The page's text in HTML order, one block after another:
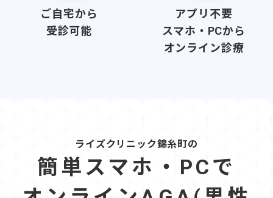
ご自宅から
受診可能
アプリ不要
スマホ・PCから
オンライン診療
ライズクリニック錦糸町の
簡単スマホ・PCで